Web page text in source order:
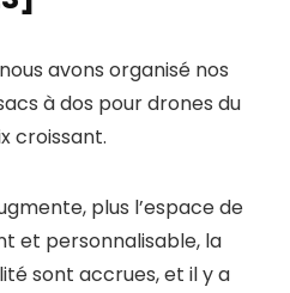
avons organisé nos
à dos pour drones du
croissant.
plus l’espace de
et personnalisable, la
sont accrues, et il y a